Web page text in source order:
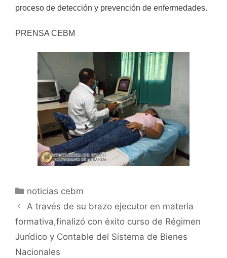
proceso de detección y prevención de enfermedades.
PRENSA CEBM
noticias cebm
A través de su brazo ejecutor en materia
formativa,finalizó con éxito curso de Régimen
Jurídico y Contable del Sistema de Bienes
Nacionales